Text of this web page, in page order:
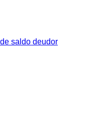
saldo deudor